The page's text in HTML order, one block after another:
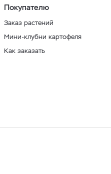
Покупателю
Заказ растений
Мини-клубни картофеля
Как заказать